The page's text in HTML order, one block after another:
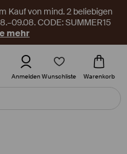
Kauf von mind. 2 beliebigen
CODE: SUMMER15
mehr
Anmelden Wunschliste Warenkorb